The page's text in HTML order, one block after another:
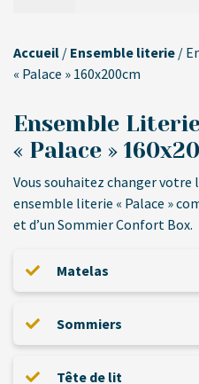
Accueil / Ensemble literie /
« Palace » 160x200cm
Ensemble
« Palace »
Vous souhaitez changer votre
ensemble literie « Palace »
et d’un Sommier Confort Box.
Matelas
Sommiers
Tête de lit